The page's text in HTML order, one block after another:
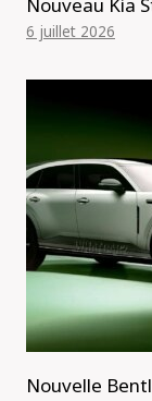
6 juillet 2026
Nouvelle